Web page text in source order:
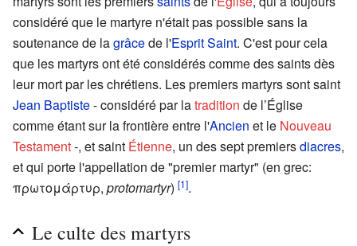
considéré que le martyre n'était pas possible sans la
soutenance de lagrâcede l'Esprit Saint. C'est pour cela
que les martyrs ont été considérés comme des saints dès
leur mort par les chrétiens. Les premiers martyrs sont saint
Jean Baptiste- considéré par latradition de l’Église
comme étant sur la frontière entre l'Ancien et le Nouveau
Testament-, et saint Étienne, un des sept premiersdiacres,
et qui porte l'appellation de "premier martyr" (en grec:
πρωτομάρτυρ, protomartyr) [1].
Le culte des martyrs